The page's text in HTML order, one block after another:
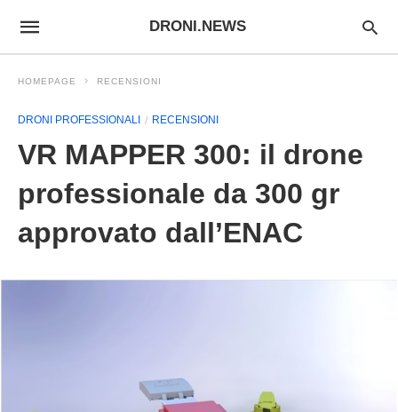
DRONI.NEWS
HOMEPAGE RECENSIONI
DRONI PROFESSIONALI RECENSIONI
VR MAPPER 300: il drone
professionale da 300 gr
approvato dall’ENAC